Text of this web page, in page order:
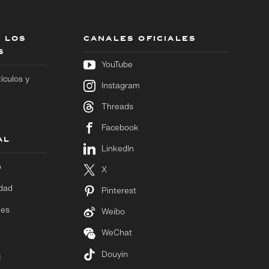
LOS
y
CANALES OFICIALES
YouTube
Instagram
Threads
Facebook
LinkedIn
X
Pinterest
Weibo
WeChat
Douyin